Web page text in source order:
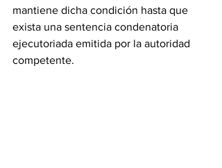
mantiene dicha condición hasta que
exista una sentencia condenatoria
ejecutoriada emitida por la autoridad
competente.